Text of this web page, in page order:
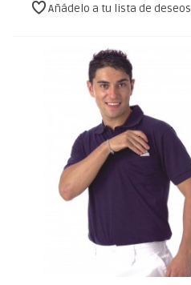
Añádelo a tu lista de deseos